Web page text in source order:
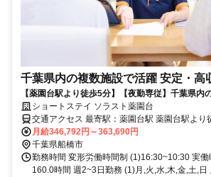
千葉県内の複数施設で活躍 安定・高
【薬園台駅より徒歩5分】【夜勤専従】千葉県
定・高収入の正社員募集◎
ショートステイ ソラスト薬園台
交通アクセス 最寄駅：薬園台駅 薬
月給346,792円～363,690円
千葉県船橋市
勤務時間 変形労働時間制 (1)16:30~10:30 実働
160.0時間 週2~3日勤務 (1)月,火,水,木,金,土,